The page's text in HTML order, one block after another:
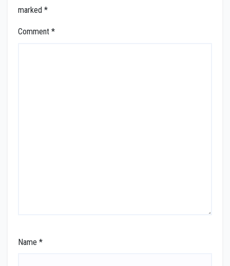
marked *
Comment *
Name *